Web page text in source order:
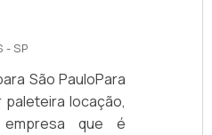
- SP
São PauloPara
locação,
que é